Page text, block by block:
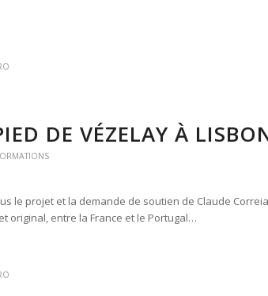
DE VÉZELAY À
le projet et la demande de soutien de Claude
original, entre la France et le Portugal…